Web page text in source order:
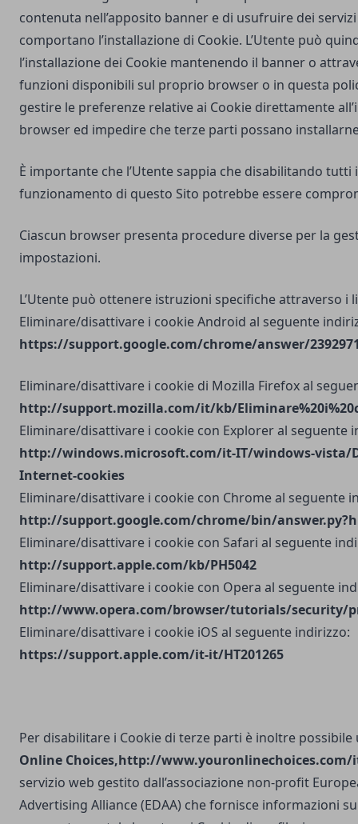
contenuta nell’apposito banner e di usufruire dei
comportano l’installazione di Cookie. L’Utente può
l’installazione dei Cookie mantenendo il banner o
funzioni disponibili sul proprio browser o in questa
gestire le preferenze relative ai Cookie direttamente
browser ed impedire che terze parti possano
È importante che l’Utente sappia che disabilitando tutti
funzionamento di questo Sito potrebbe essere
Ciascun browser presenta procedure diverse per la
impostazioni.
L’Utente può ottenere istruzioni specifiche attraverso i
Eliminare/disattivare i cookie Android al seguente
https://support.google.com/chrome/answer/
Eliminare/disattivare i cookie di Mozilla Firefox al
http://support.mozilla.com/it/kb/
Eliminare/disattivare i cookie con Explorer al seguente
http://windows.microsoft.com/it-IT/windows-vista/
Internet-cookies
Eliminare/disattivare i cookie con Chrome al seguente
http://support.google.com/chrome/bin/
Eliminare/disattivare i cookie con Safari al seguente
http://support.apple.com/kb/PH5042
Eliminare/disattivare i cookie con Opera al seguente
http://www.opera.com/browser/tutorials/security/
Eliminare/disattivare i cookie iOS al seguente indirizzo:
https://support.apple.com/it-it/HT201265
Per disabilitare i Cookie di terze parti è inoltre
Online Choices,http://www.youronlinechoices.com/
servizio web gestito dall’associazione non-profit
Advertising Alliance (EDAA) che fornisce informazioni